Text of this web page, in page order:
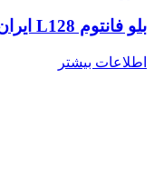
بلو فانتوم L128 ایران آکواپت
اطلاعات بیشتر